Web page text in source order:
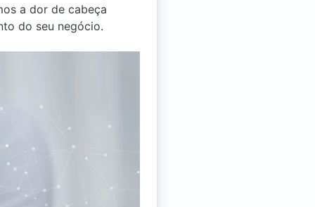
a dor de cabeça
do seu negócio.